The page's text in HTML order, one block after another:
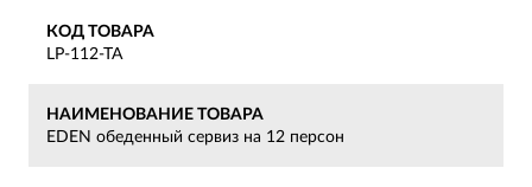
КОД ТОВАРА
LP-112-TA
НАИМЕНОВАНИЕ ТОВАРА
EDEN обеденный сервиз на 12 персон